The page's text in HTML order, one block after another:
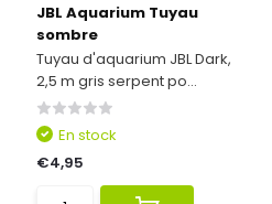
JBL Aquarium Tuyau
sombre
Tuyau d'aquarium JBL Dark,
2,5 m gris serpent po...
En stock
€4,95